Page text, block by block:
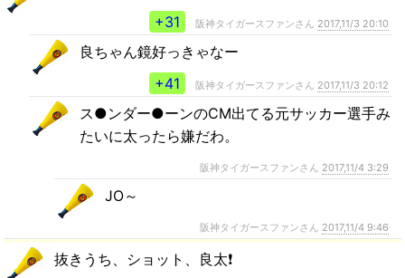
+31
阪神タイガースファンさん 2017,11/3 20:10
良ちゃん鏡好っきゃなー
+41
阪神タイガースファンさん 2017,11/3 20:12
ス●ンダー●ーンのCM出てる元サッカー選手み
たいに太ったら嫌だわ。
阪神タイガースファンさん 2017,11/4 3:29
JO～
阪神タイガースファンさん 2017,11/4 9:46
抜きうち、ショット、良太❗